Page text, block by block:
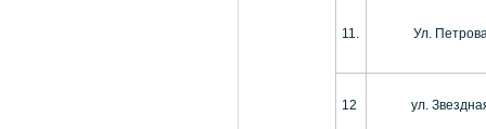
11. Ул.
12 ул.